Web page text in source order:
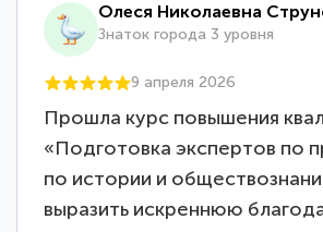
Олеся Николаевна
Знаток города 3 уровня
9 апреля 2026
Прошла курс повышения
«Подготовка экспертов по
по истории и
выразить искреннюю